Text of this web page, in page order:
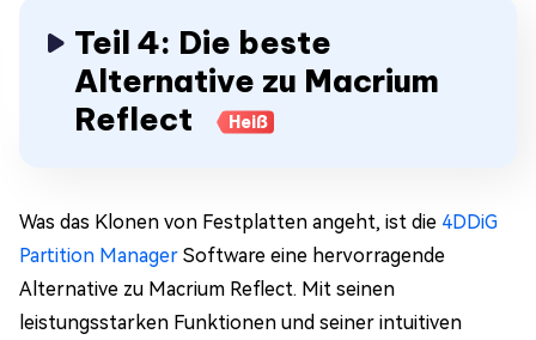
Teil 4: Die beste
Alternative zu Macrium
Reflect
Heiß
Was das Klonen von Festplatten angeht, ist die 4DDiG
Partition Manager Software eine hervorragende
Alternative zu Macrium Reflect. Mit seinen
leistungsstarken Funktionen und seiner intuitiven